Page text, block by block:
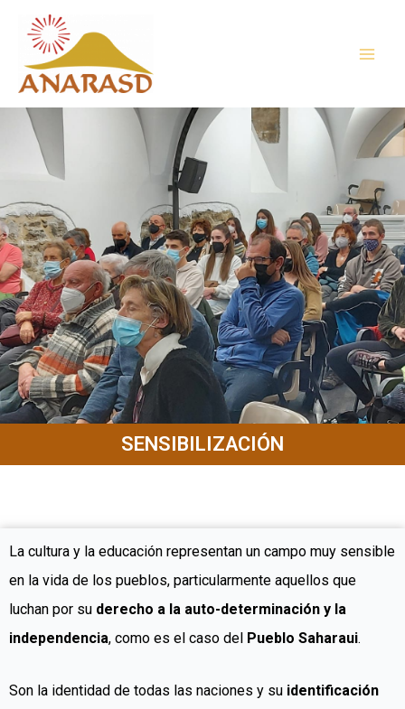
SENSIBILIZACIÓN
La cultura y la educación representan un campo muy sensible
en la vida de los pueblos, particularmente aquellos que
luchan por su derecho a la auto-determinación y la
independencia, como es el caso del Pueblo Saharaui.
Son la identidad de todas las naciones y su identificación